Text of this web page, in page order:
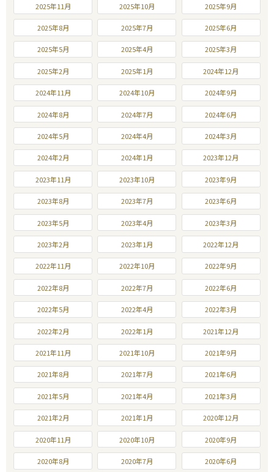
2025年11月 2025年10月 2025年9月
2025年8月 2025年7月 2025年6月
2025年5月 2025年4月 2025年3月
2025年2月 2025年1月 2024年12月
2024年11月 2024年10月 2024年9月
2024年8月 2024年7月 2024年6月
2024年5月 2024年4月 2024年3月
2024年2月 2024年1月 2023年12月
2023年11月 2023年10月 2023年9月
2023年8月 2023年7月 2023年6月
2023年5月 2023年4月 2023年3月
2023年2月 2023年1月 2022年12月
2022年11月 2022年10月 2022年9月
2022年8月 2022年7月 2022年6月
2022年5月 2022年4月 2022年3月
2022年2月 2022年1月 2021年12月
2021年11月 2021年10月 2021年9月
2021年8月 2021年7月 2021年6月
2021年5月 2021年4月 2021年3月
2021年2月 2021年1月 2020年12月
2020年11月 2020年10月 2020年9月
2020年8月 2020年7月 2020年6月